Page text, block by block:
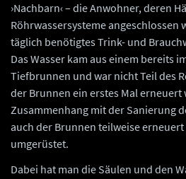
›Nachbarn‹ – die Anwohner, deren
Röhrwassersysteme
täglich benötigtes Trink- und
Das Wasser kam aus einem bereits
Tiefbrunnen und war nicht Teil des
der Brunnen ein erstes Mal erneuert
Zusammenhang mit der Sanierung
auch der Brunnen teilweise
umgerüstet.
Dabei hat man die Säulen und den